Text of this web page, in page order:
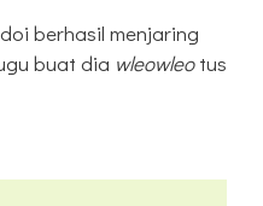
berhasil menjaring
buat dia wleowleotus